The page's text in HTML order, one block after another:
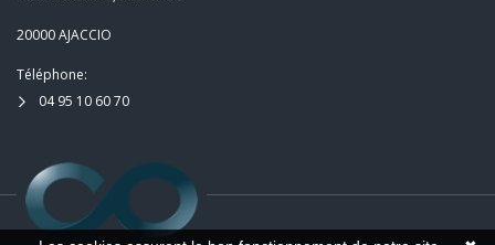
20000 AJACCIO
Téléphone:
04 95 10 60 70